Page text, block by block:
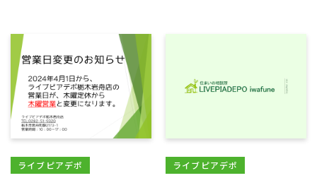
ライブピアデポ ライブピアデポ